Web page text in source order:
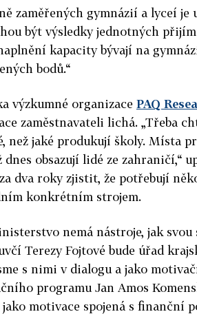
zaměřených gymnázií a lyceí
být výsledky jednotných
kapacity bývají na
bodů.“
výzkumné organizace PAQ
zaměstnavateli lichá. „Třeba
než jaké produkují školy. Místa
obsazují lidé ze zahraničí,“
dva roky zjistit, že potřebují
konkrétním strojem.
nemá nástroje, jak
Terezy Fojtové bude úřad
s nimi v dialogu a jako
programu Jan Amos
jako motivace spojená s finanční